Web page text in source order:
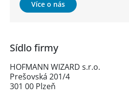
Více o nás
Sídlo firmy
HOFMANN WIZARD s.r.o.
Prešovská 201/4
301 00 Plzeň